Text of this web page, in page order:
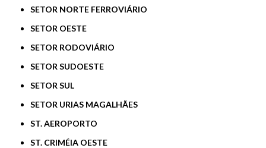
SETOR NORTE FERROVIÁRIO
SETOR OESTE
SETOR RODOVIÁRIO
SETOR SUDOESTE
SETOR SUL
SETOR URIAS MAGALHÃES
ST. AEROPORTO
ST. CRIMÉIA OESTE